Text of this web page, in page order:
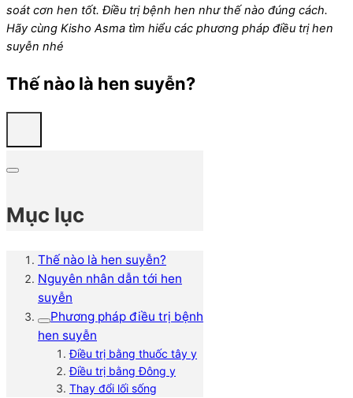
soát cơn hen tốt. Điều trị bệnh hen như thế nào đúng cách.
Hãy cùng Kisho Asma tìm hiểu các phương pháp điều trị hen
suyễn nhé
Thế nào là hen suyễn?
Mục lục
Thế nào là hen suyễn?
Nguyên nhân dẫn tới hen
suyễn
Phương pháp điều trị bệnh
hen suyễn
Điều trị bằng thuốc tây y
Điều trị bằng Đông y
Thay đổi lối sống